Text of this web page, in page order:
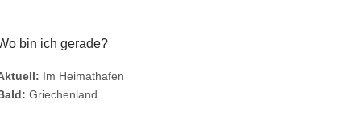
bin ich gerade?
Im Heimathafen
Griechenland